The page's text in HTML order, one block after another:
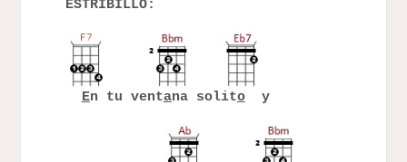
ESTRIBILLO:
En tu ventana solitoy